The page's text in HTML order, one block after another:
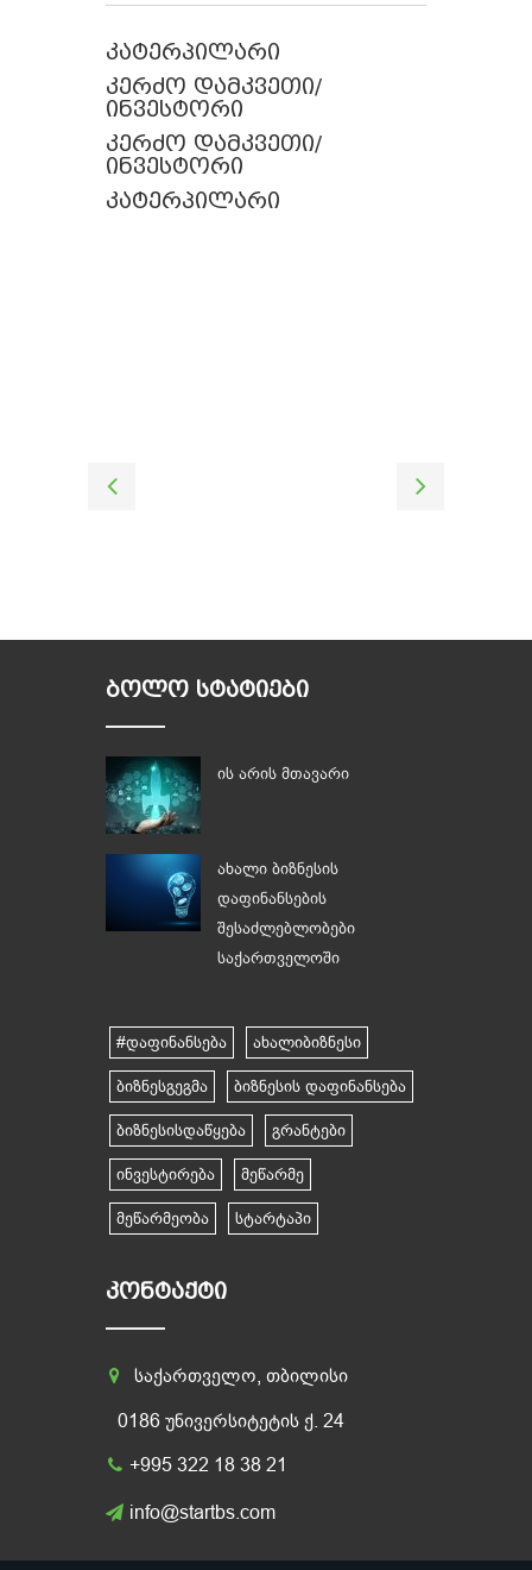
კატერპილარი
კერძო დამკვეთი/
ინვესტორი
კერძო დამკვეთი/
ინვესტორი
კატერპილარი
ᲑᲝᲚᲝ ᲡᲢᲐᲢᲘᲔᲑᲘ
ის არის მთავარი
ახალი ბიზნესის
დაფინანსების
შესაძლებლობები
საქართველოში
#დაფინანსება ახალიბიზნესი
ბიზნესგეგმა ბიზნესის დაფინანსება
ბიზნესისდაწყება გრანტები
ინვესტირება მეწარმე
მეწარმეობა სტარტაპი
ᲙᲝᲜᲢᲐᲥᲢᲘ
საქართველო, თბილისი
0186 უნივერსიტეტის ქ. 24
+995 322 18 38 21
info@startbs.com